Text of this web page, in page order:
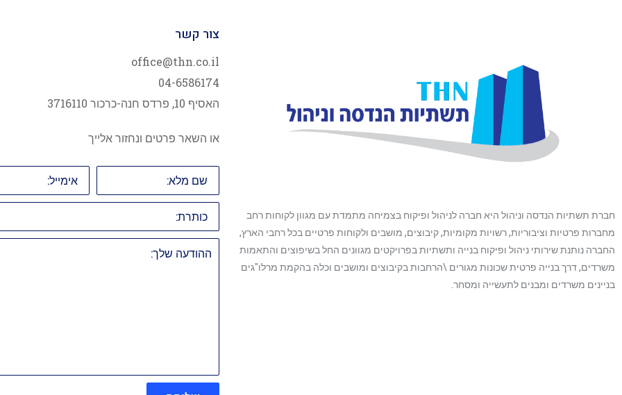
חברת תשתיות הנדסה וניהול היא חברה לניהול ופיקוח בצמיחה מתמדת עם מגוון לקוחות רחב
מחברות פרטיות וציבוריות, רשויות מקומיות, קיבוצים, מושבים ולקוחות פרטיים בכל רחבי הארץ,
החברה נותנת שירותי ניהול ופיקוח בנייה ותשתיות בפרויקטים מגוונים החל בשיפוצים והתאמות
משרדים, דרך בנייה פרטית שכונות מגורים \הרחבות בקיבוצים ומושבים וכלה בהקמת מרלו"גים
בניינים משרדים ומבנים לתעשייה ומסחר.
צור קשר
office@thn.co.il
04-6586174
האסיף 10, פרדס חנה-כרכור 3716110
או השאר פרטים ונחזור אלייך
שם
מלא:
אימייל:
כותרת:
ההודעה
שלך: